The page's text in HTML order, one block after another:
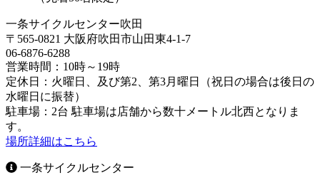
一条サイクルセンター吹田
〒565-0821 大阪府吹田市山田東4-1-7
06-6876-6288
営業時間：10時～19時
定休日：火曜日、及び第2、第3月曜日（祝日の場合は後日の
水曜日に振替）
駐車場：2台 駐車場は店舗から数十メートル北西となりま
す。
場所詳細はこちら
一条サイクルセンター